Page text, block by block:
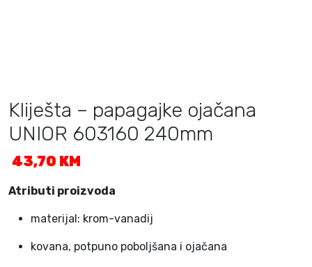
Kliješta – papagajke ojačana
UNIOR 603160 240mm
43,70 KM
Atributi proizvoda
materijal: krom-vanadij
kovana, potpuno poboljšana i ojačana